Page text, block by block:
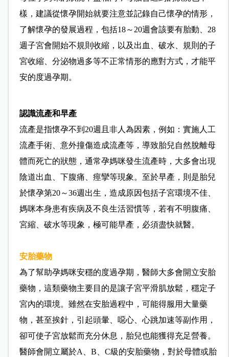
樣，建議從懷孕開始就要注意並記錄自己懷孕的情形，
了解懷孕的發展過程，包括18～20週會該要有胎動、28
週子宮會開始不規則收縮，以及出血、破水、規則的子
宮收縮、分泌物過多等不正常情形的應對方式，才能平
安的度過孕期。
認識流產和早產
流產是指懷孕不到20週且非人為因素，例如：實施人工
流產手術、意外撞傷造成流產等，導致胎兒自然脫離母
體而死亡的狀態，通常孕媽咪發生流產時，大多會出現
陰道出血、下腹痛、痙攣等現象。至於早產，則是胎兒
於懷孕第20～36週出生，造成原因包括子宮環境不佳、
媽咪本身患有疾病及不良生活習慣等，若有不明腹痛、
宮縮、破水等現象，極可能早產，必須盡快就醫。
安胎藥物
為了幫助孕媽咪安穩的度過孕期，醫師大多會開立安胎
藥物，這類藥物主要目的是讓子宮平滑肌放鬆，穩定子
宮內的環境。雖然在安胎過程中，可能得服用大量藥
物，甚至挨針，引起頭暈、噁心、心跳加速等副作用，
卻可使子宮放鬆而充分休息，胎兒也能獲得充足營養。
醫師會開立屬於A、B、C級的安胎藥物，對於母體或胎